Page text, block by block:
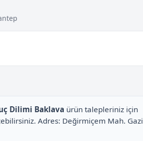
Dilimi Baklava ürün talepleriniz için
Adres: Değirmiçem Mah. Gazi